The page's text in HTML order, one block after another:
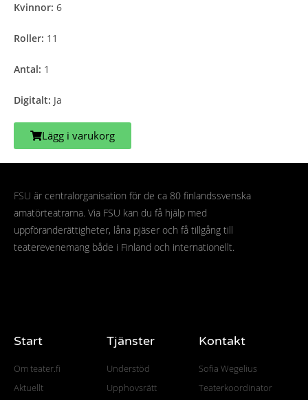
Kvinnor: 6
Roller: 11
Antal: 1
Digitalt: Ja
Lägg i varukorg
FSU är centralorganisation för de ca 80 finlandssvenska
amatörteatrarna. Via FSU kan du få hjälp med
uppföranderättigheter, låna pjäser och få tillgång till
teaterevenemang både i Finland och internationellt.
Start
Om teater.fi
Aktuellt
Tjänster
Understöd
Upphovsrätt
Kontakt
Sofia Wegelius
Teaterkoordinator